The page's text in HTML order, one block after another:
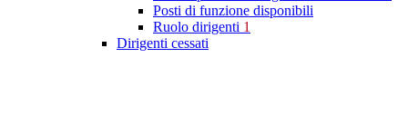
Posti di funzione disponibili
Ruolo dirigenti 1
Dirigenti cessati